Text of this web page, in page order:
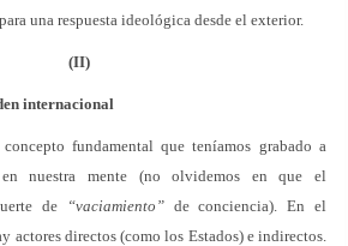
una respuesta ideológica desde el exterior.
(II)
internacional
fundamental que teníamos grabado a
nuestra mente (no olvidemos en que el
de
“vaciamiento”de conciencia). En el
actores directos (como los Estados) e indirectos.